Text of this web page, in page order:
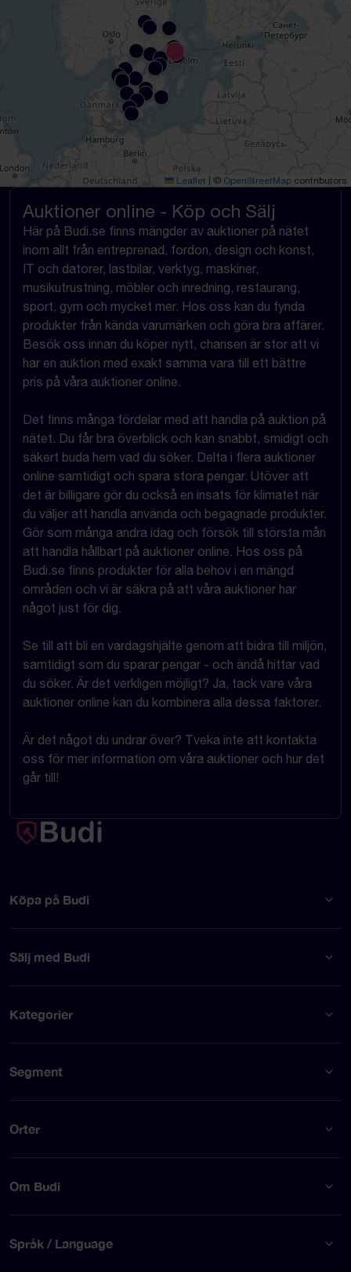
Leaflet © OpenStreetMap contributors
Auktioner online - Köp och Sälj
Här på Budi.se finns mängder av auktioner på nätet
inom allt från entreprenad, fordon, design och konst,
IT och datorer, lastbilar, verktyg, maskiner,
musikutrustning, möbler och inredning, restaurang,
sport, gym och mycket mer. Hos oss kan du fynda
produkter från kända varumärken och göra bra affärer.
Besök oss innan du köper nytt, chansen är stor att vi
har en auktion med exakt samma vara till ett bättre
pris på våra auktioner online.
Det finns många fördelar med att handla på auktion på
nätet. Du får bra överblick och kan snabbt, smidigt och
säkert buda hem vad du söker. Delta i flera auktioner
online samtidigt och spara stora pengar. Utöver att
det är billigare gör du också en insats för klimatet när
du väljer att handla använda och begagnade produkter.
Gör som många andra idag och försök till största mån
att handla hållbart på auktioner online. Hos oss på
Budi.se finns produkter för alla behov i en mängd
områden och vi är säkra på att våra auktioner har
något just för dig.
Se till att bli en vardagshjälte genom att bidra till miljön,
samtidigt som du sparar pengar - och ändå hittar vad
du söker. Är det verkligen möjligt? Ja, tack vare våra
auktioner online kan du kombinera alla dessa faktorer.
Är det något du undrar över? Tveka inte att kontakta
oss för mer information om våra auktioner och hur det
går till!
Köpa på Budi
Sälj med Budi
Kategorier
Segment
Orter
Om Budi
Språk / Language